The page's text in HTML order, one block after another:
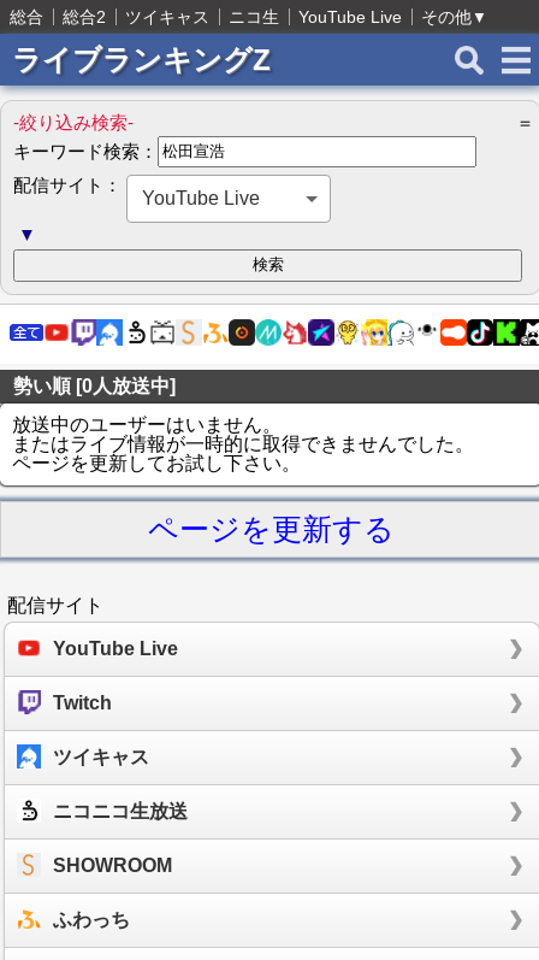
総合 総合2 ツイキャス ニコ生 YouTube Live その他▼
ライブランキングZ
-絞り込み検索-
＝
キーワード検索：
配信サイト：
YouTube Live
▼
勢い順 [0人放送中]
放送中のユーザーはいません。
またはライブ情報が一時的に取得できませんでした。
ページを更新してお試し下さい。
ページを更新する
配信サイト
YouTube Live
Twitch
ツイキャス
ニコニコ生放送
SHOWROOM
ふわっち